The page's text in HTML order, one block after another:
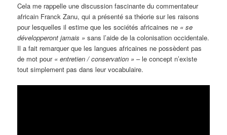
Cela me rappelle une discussion fascinante du commentateur
africain Franck Zanu, qui a présenté sa théorie sur les raisons
pour lesquelles il estime que les sociétés africaines ne « se
développeront jamais » sans l’aide de la colonisation occidentale.
Il a fait remarquer que les langues africaines ne possèdent pas
de mot pour« entretien /conservation » – le concept n’existe
tout simplement pas dans leur vocabulaire.